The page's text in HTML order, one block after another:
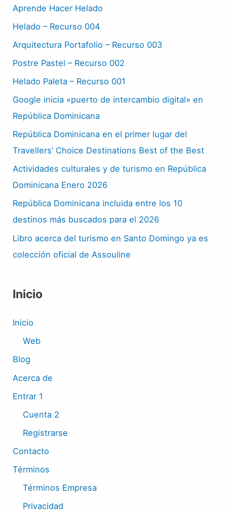
Aprende Hacer Helado
Helado – Recurso 004
Arquitectura Portafolio – Recurso 003
Postre Pastel – Recurso 002
Helado Paleta – Recurso 001
Google inicia «puerto de intercambio digital» en
República Dominicana
República Dominicana en el primer lugar del
Travellers’ Choice Destinations Best of the Best
Actividades culturales y de turismo en República
Dominicana Enero 2026
República Dominicana incluida entre los 10
destinos más buscados para el 2026
Libro acerca del turismo en Santo Domingo ya es
colección oficial de Assouline
Inicio
Inicio
Web
Blog
Acerca de
Entrar 1
Cuenta 2
Registrarse
Contacto
Términos
Términos Empresa
Privacidad